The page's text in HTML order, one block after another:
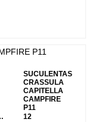
P11
SUCULENTAS
CRASSULA
CAPITELLA
CAMPFIRE
P11
12